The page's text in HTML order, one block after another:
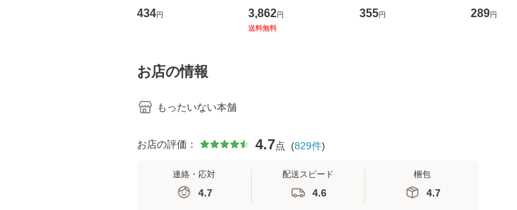
トウエスト・ジャパン
[CD]【メール便送料無
434円
の看護マネジメントス
キル 改訂第3版 (看護
3,862円
送料無料
ーンレコード [CD]
【メール便送料無料】
355円
かり / [CD]【メール便
送料無料】
289円
お店の情報
もったいない本舗
お店の評価： 4.7点 (829件)
連絡・応対
4.7
配送スピード
4.6
梱包
4.7